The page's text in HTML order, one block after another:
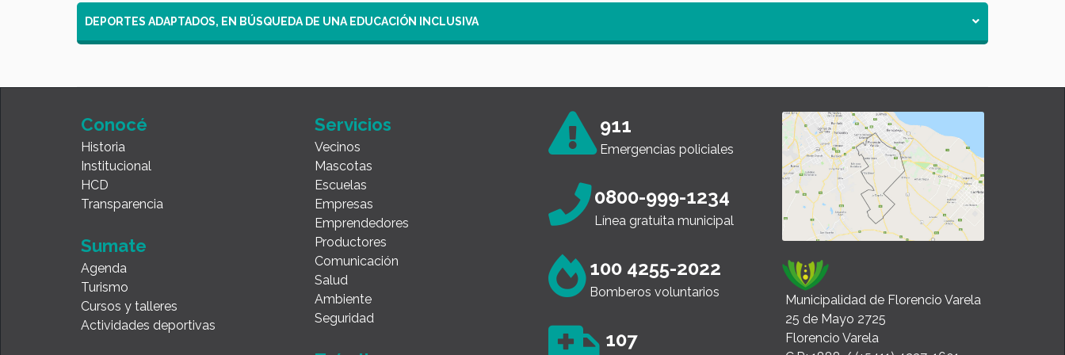
DEPORTES ADAPTADOS, EN BÚSQUEDA DE UNA EDUCACIÓN INCLUSIVA
Conocé
Historia
Institucional
HCD
Transparencia
Sumate
Agenda
Turismo
Cursos y talleres
Actividades deportivas
Servicios
Vecinos
Mascotas
Escuelas
Empresas
Emprendedores
Productores
Comunicación
Salud
Ambiente
Seguridad
911
Emergencias policiales
0800-999-1234
Línea gratuita municipal
100 4255-2022
Bomberos voluntarios
107
Municipalidad de Florencio Varela
25 de Mayo 2725
Florencio Varela